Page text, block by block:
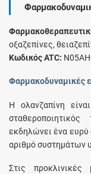
οξαζεπίνες,
Κωδικός ATC:
Φαρμακοδυναμικές
H ολανζαπίνη
εκδηλώνει ένα
αριθμό συστημάτων
Στις